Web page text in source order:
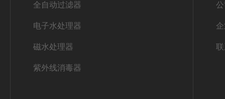
全自动过滤器
电子水处理器
磁水处理器
紫外线消毒器